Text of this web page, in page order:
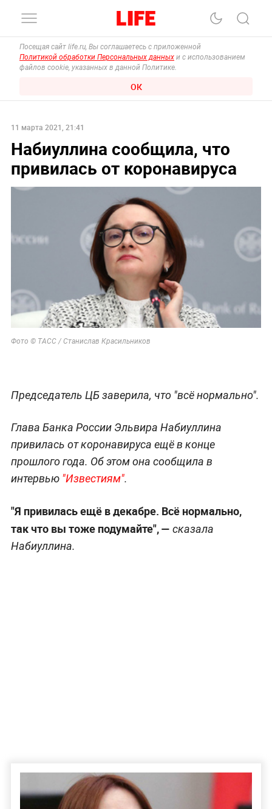
Посещая сайт life.ru, Вы соглашаетесь с приложенной
Политикой обработки Персональных данных и с использованием
файлов cookie, указанных в данной Политике.
ОК
11 марта 2021, 21:41
Набиуллина сообщила, что
привилась от коронавируса
Фото © ТАСС / Станислав Красильников
Председатель ЦБ заверила, что "всё нормально".
Глава Банка России Эльвира Набиуллина
привилась от коронавируса ещё в конце
прошлого года. Об этом она сообщила в
интервью "Известиям".
"Я привилась ещё в декабре. Всё нормально,
так что вы тоже подумайте", — сказала
Набиуллина.